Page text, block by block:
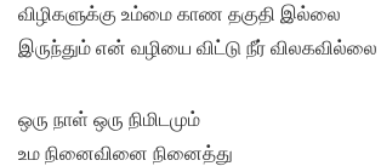
விழிகளுக்கு உம்மை காண தகுதி இல்லை
இருந்தும் என் வழியை விட்டு நீர் விலகவில்லை
ஒரு நாள் ஒரு நிமிடமும்
உம நினைவினை நினைத்து